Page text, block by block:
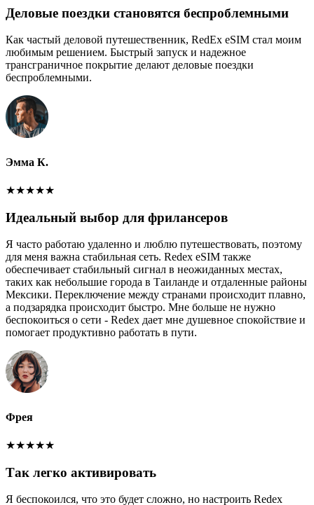
Деловые поездки становятся беспроблемными
Как частый деловой путешественник, RedEx eSIM стал моим
любимым решением. Быстрый запуск и надежное
трансграничное покрытие делают деловые поездки
беспроблемными.
Эмма К.
★★★★★
Идеальный выбор для фрилансеров
Я часто работаю удаленно и люблю путешествовать, поэтому
для меня важна стабильная сеть. Redex eSIM также
обеспечивает стабильный сигнал в неожиданных местах,
таких как небольшие города в Таиланде и отдаленные районы
Мексики. Переключение между странами происходит плавно,
а подзарядка происходит быстро. Мне больше не нужно
беспокоиться о сети - Redex дает мне душевное спокойствие и
помогает продуктивно работать в пути.
Фрея
★★★★★
Так легко активировать
Я беспокоился, что это будет сложно, но настроить Redex